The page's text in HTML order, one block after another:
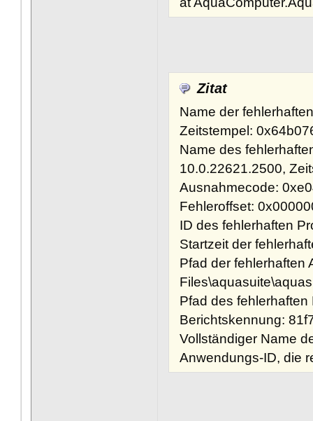
Zitat
Name der
Zeitstempel:
Name des
10.0.22621.2500,
Ausnahmecode:
Fehleroffset:
ID des fehlerhaften
Startzeit der
Pfad der fehlerhaften
Pfad des
Berichtskennung:
Vollständiger Name
Anwendungs-ID, die